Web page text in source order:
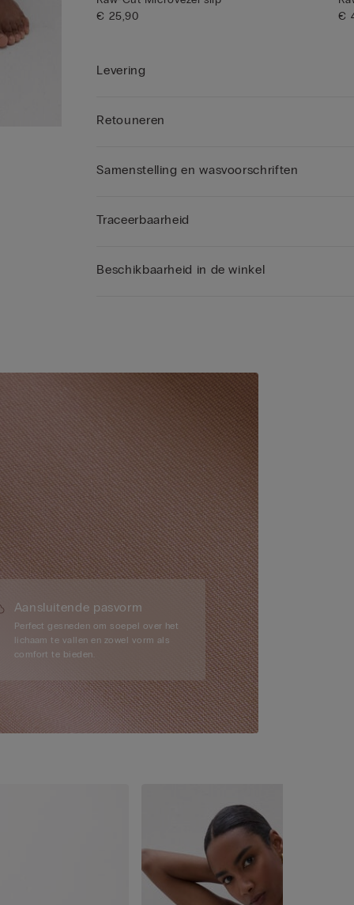
€ 25,90
€
Levering
Retouneren
Samenstelling en wasvoorschriften
Traceerbaarheid
Beschikbaarheid in de winkel
Aansluitende pasvorm
Perfect gesneden om soepel over het
lichaam te vallen en zowel vorm als
comfort te bieden.